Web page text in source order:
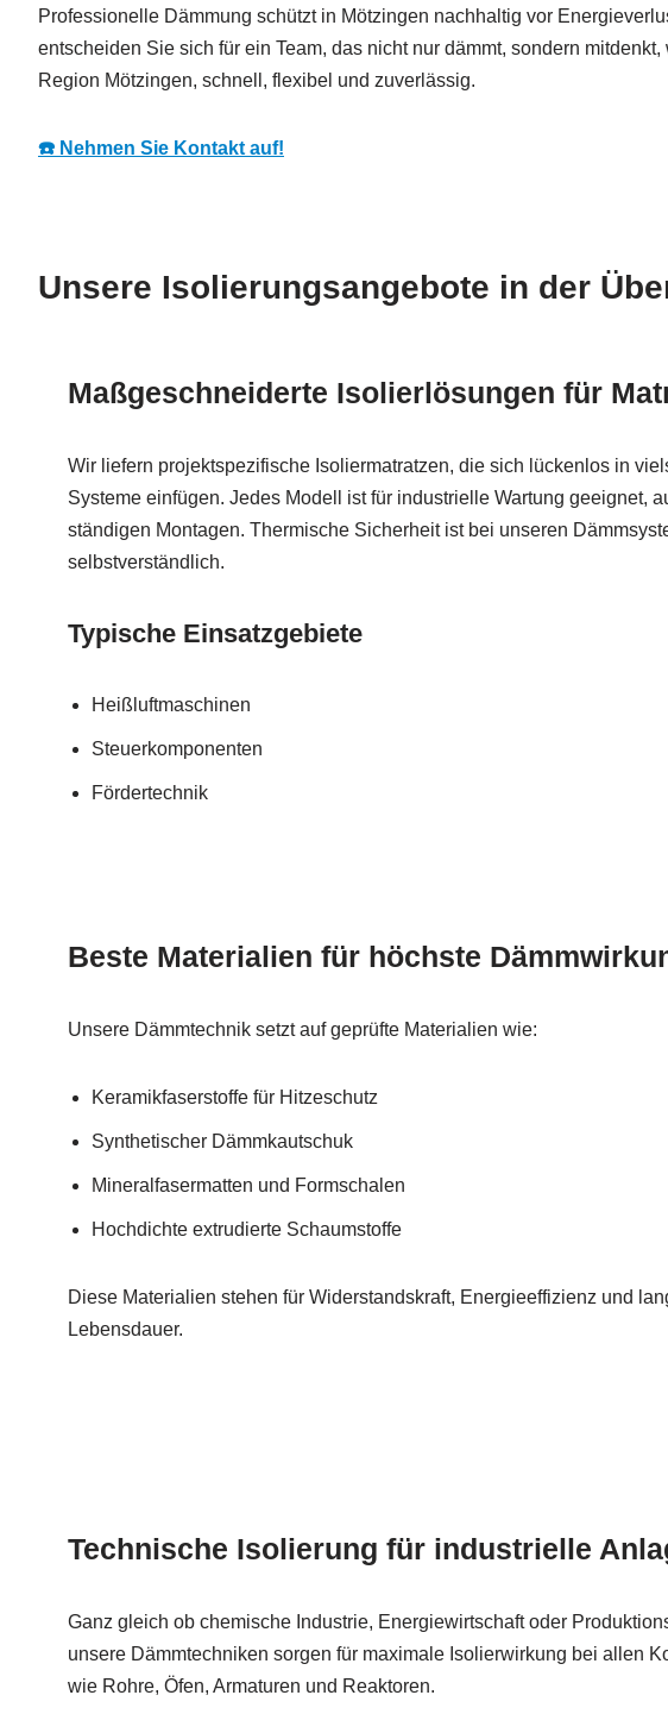
Professionelle Dämmung schützt in Mötzingen nachhaltig vor
entscheiden Sie sich für ein Team, das nicht nur dämmt, sondern
Region Mötzingen, schnell, flexibel und zuverlässig.
☎️ Nehmen Sie Kontakt auf!
Unsere Isolierungsangebote in der
Maßgeschneiderte Isolierlösungen für
Wir liefern projektspezifische Isoliermatratzen, die sich lückenlos in
Systeme einfügen. Jedes Modell ist für industrielle Wartung geeignet,
ständigen Montagen. Thermische Sicherheit ist bei unseren
selbstverständlich.
Typische Einsatzgebiete
Heißluftmaschinen
Steuerkomponenten
Fördertechnik
Beste Materialien für höchste
Unsere Dämmtechnik setzt auf geprüfte Materialien wie:
Keramikfaserstoffe für Hitzeschutz
Synthetischer Dämmkautschuk
Mineralfasermatten und Formschalen
Hochdichte extrudierte Schaumstoffe
Diese Materialien stehen für Widerstandskraft, Energieeffizienz und
Lebensdauer.
Technische Isolierung für industrielle
Ganz gleich ob chemische Industrie, Energiewirtschaft oder
unsere Dämmtechniken sorgen für maximale Isolierwirkung bei allen
wie Rohre, Öfen, Armaturen und Reaktoren.